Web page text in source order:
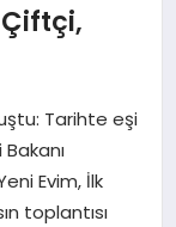
Tarihte eşi
Evim, İlk
toplantısı